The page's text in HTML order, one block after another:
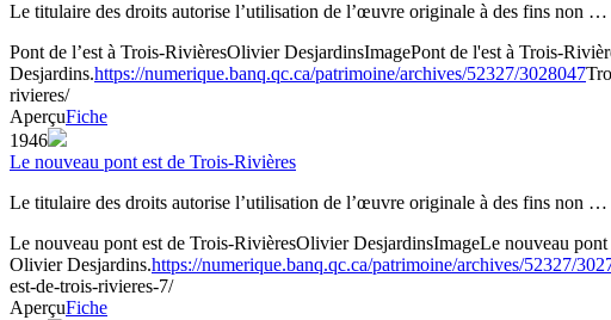
Le titulaire des droits autorise l’utilisation de l’œuvre originale à des fins non …
Pont de l’est à Trois-RivièresOlivier DesjardinsImagePont de l'est à Trois-
Desjardins.https://numerique.banq.qc.ca/patrimoine/archives/52327/3028047
rivieres/
AperçuFiche
1946
Le nouveau pont est de Trois-Rivières
Le titulaire des droits autorise l’utilisation de l’œuvre originale à des fins non …
Le nouveau pont est de Trois-RivièresOlivier DesjardinsImageLe nouveau
Olivier Desjardins.https://numerique.banq.qc.ca/patrimoine/archives/52327/
est-de-trois-rivieres-7/
AperçuFiche